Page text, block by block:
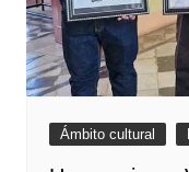
Ámbito cultural